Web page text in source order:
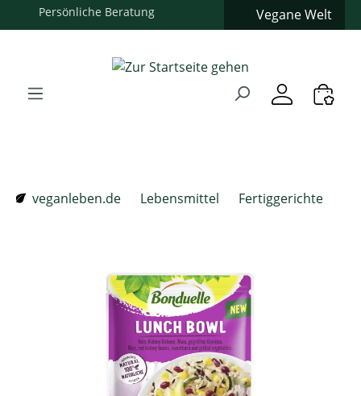
Zum Hauptinhalt springen
Zur Hauptnavigation springen
Vegane Welt
veganleben.de
Lebensmittel Fertiggerichte
Bildergalerie überspringen